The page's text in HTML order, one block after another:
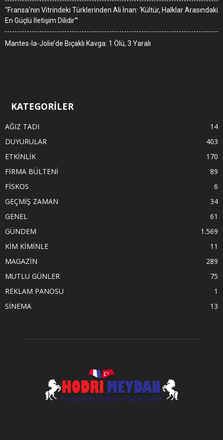
“Fransa’nın Vitrindeki Türklerinden Ali İnan: ‘Kültür, Halklar Arasındaki
En Güçlü İletişim Dilidir'”
Mantes-la-Jolie’de Bıçaklı Kavga: 1 Ölü, 3 Yaralı
KATEGORİLER
AĞIZ TADI
14
DUYURULAR
403
ETKİNLİK
170
FİRMA BÜLTENİ
89
FİSKOS
6
GEÇMİŞ ZAMAN
34
GENEL
61
GÜNDEM
1.569
KİM KİMİNLE
11
MAGAZİN
289
MUTLU GÜNLER
75
REKLAM PANOSU
1
SİNEMA
13